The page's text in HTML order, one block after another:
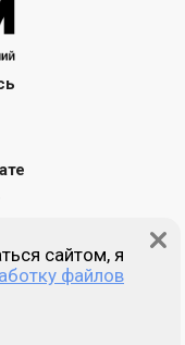
77сайтом, я
файлов